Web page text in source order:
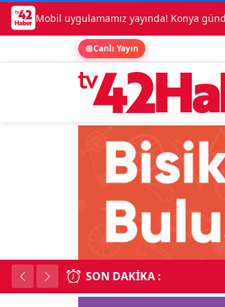
Mobil uygulamamız yayında! Konya
Canlı Yayın
SON DAKIKA :